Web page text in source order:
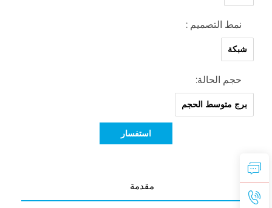
نمط التصميم :
شبكة
حجم الحالة:
برج متوسط الحجم
استفسار
مقدمة